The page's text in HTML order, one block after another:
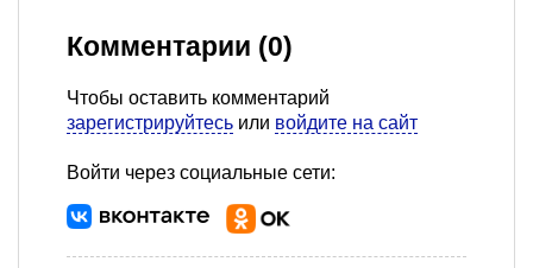
Комментарии (0)
Чтобы оставить комментарий
зарегистрируйтесь или войдите на сайт
Войти через социальные сети: